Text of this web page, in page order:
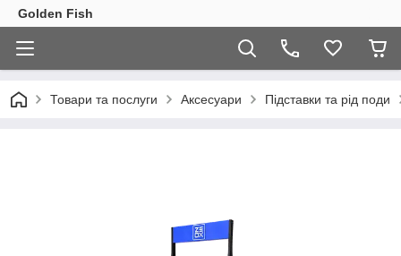
Golden Fish
Товари та послуги Аксесуари Підставки та рід поди